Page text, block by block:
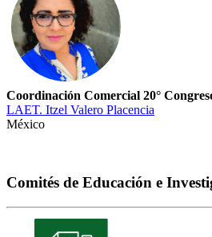
Coordinación Comercial 20°
LAET. Itzel Valero Placencia
México
Comités de Educación e